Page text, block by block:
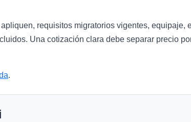
requisitos migratorios vigentes, equipaje,
Una cotización clara debe separar precio
.